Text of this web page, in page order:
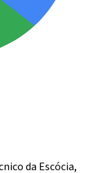
da Escócia,